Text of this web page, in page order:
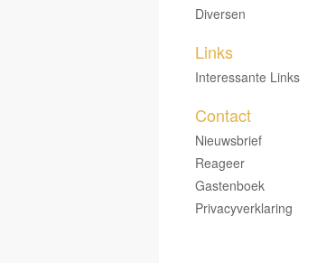
Diversen
Links
Interessante Links
Contact
Nieuwsbrief
Reageer
Gastenboek
Privacyverklaring